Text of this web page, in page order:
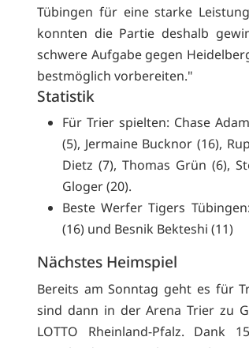
Tübingen für eine starke
konnten die Partie deshalb
schwere Aufgabe gegen
bestmöglich vorbereiten."
Statistik
Für Trier spielten: Chase
(5), Jermaine Bucknor (16),
Dietz (7), Thomas Grün (6),
Gloger (20).
Beste Werfer Tigers
(16) und Besnik Bekteshi (11)
Nächstes Heimspiel
Bereits am Sonntag geht es für
sind dann in der Arena Trier zu
LOTTO Rheinland-Pfalz. Dank